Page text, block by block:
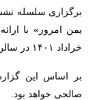
برگزاری سلسله
یمن امروز» با
خراداد ۱۴۰۱ در سالن امام موسی صدر برگزار می‌کند.
بر اساس این
صالحی خواهد بود.